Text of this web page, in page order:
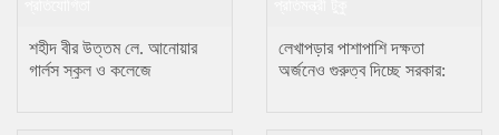
শহীদ বীর উত্তম লে. আনোয়ার
গার্লস স্কুল ও কলেজে
লেখাপড়ার পাশাপাশি দক্ষতা
অর্জনেও গুরুত্ব দিচ্ছে সরকার: